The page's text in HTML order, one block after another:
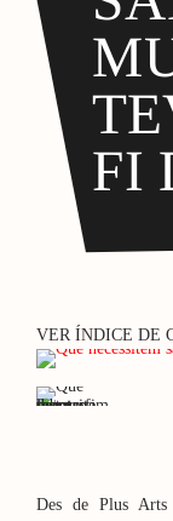
FI
VER ÍNDICE DE
Des de Plus Arts